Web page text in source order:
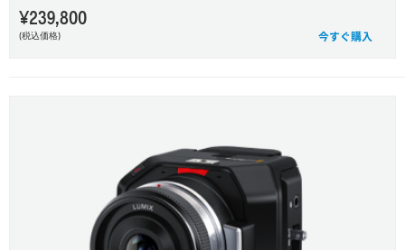
¥239,800
(税込価格) 今すぐ購入